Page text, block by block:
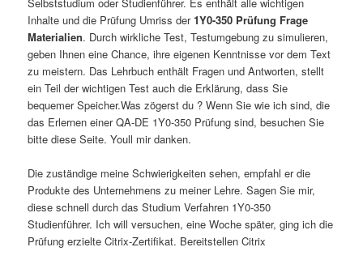
Inhalte und die Prüfung Umriss der1Y0-350 Prüfung Frage
Materialien. Durch wirkliche Test, Testumgebung zu simulieren,
geben Ihnen eine Chance, ihre eigenen Kenntnisse vor dem Text
zu meistern. Das Lehrbuch enthält Fragen und Antworten, stellt
ein Teil der wichtigen Test auch die Erklärung, dass Sie
bequemer Speicher.Was zögerst du ? Wenn Sie wie ich sind, die
das Erlernen einer QA-DE 1Y0-350 Prüfung sind, besuchen Sie
bitte diese Seite. Youll mir danken.
Die zuständige meine Schwierigkeiten sehen, empfahl er die
Produkte des Unternehmens zu meiner Lehre. Sagen Sie mir,
diese schnell durch das Studium Verfahren 1Y0-350
Studienführer. Ich will versuchen, eine Woche später, ging ich die
Prüfung erzielte Citrix-Zertifikat. Bereitstellen Citrix